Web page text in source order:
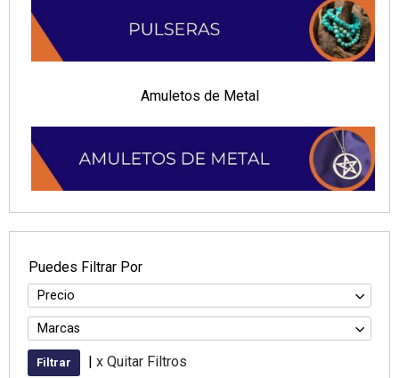
Amuletos de Metal
Puedes Filtrar Por
Precio
Marcas
x Quitar Filtros